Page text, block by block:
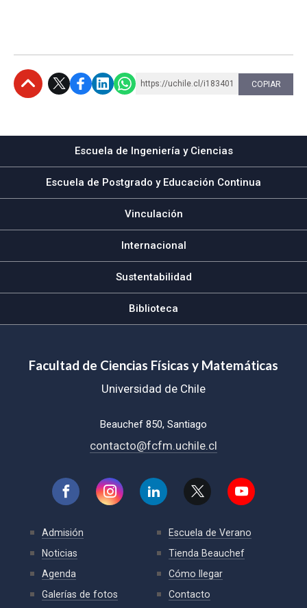
https://uchile.cl/i183401 COPIAR
Escuela de Ingeniería y Ciencias
Escuela de Postgrado y Educación Continua
Vinculación
Internacional
Sustentabilidad
Biblioteca
Facultad de Ciencias Físicas y Matemáticas
Universidad de Chile
Beauchef 850, Santiago
contacto@fcfm.uchile.cl
Admisión
Noticias
Agenda
Galerías de fotos
Escuela de Verano
Tienda Beauchef
Cómo llegar
Contacto